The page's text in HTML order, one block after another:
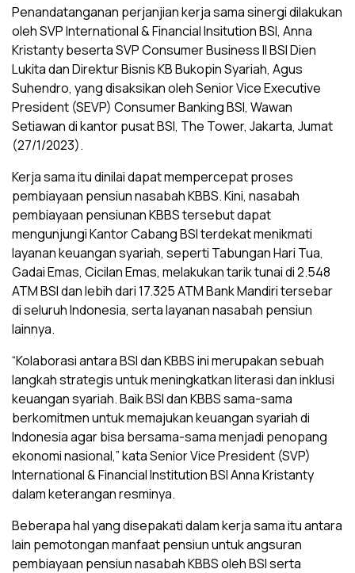
Penandatanganan perjanjian kerja sama sinergi dilakukan
oleh SVP International & Financial Insitution BSI, Anna
Kristanty beserta SVP Consumer Business II BSI Dien
Lukita dan Direktur Bisnis KB Bukopin Syariah, Agus
Suhendro, yang disaksikan oleh Senior Vice Executive
President (SEVP) Consumer Banking BSI, Wawan
Setiawan di kantor pusat BSI, The Tower, Jakarta, Jumat
(27/1/2023).
Kerja sama itu dinilai dapat mempercepat proses
pembiayaan pensiun nasabah KBBS. Kini, nasabah
pembiayaan pensiunan KBBS tersebut dapat
mengunjungi Kantor Cabang BSI terdekat menikmati
layanan keuangan syariah, seperti Tabungan Hari Tua,
Gadai Emas, Cicilan Emas, melakukan tarik tunai di 2.548
ATM BSI dan lebih dari 17.325 ATM Bank Mandiri tersebar
di seluruh Indonesia, serta layanan nasabah pensiun
lainnya.
“Kolaborasi antara BSI dan KBBS ini merupakan sebuah
langkah strategis untuk meningkatkan literasi dan inklusi
keuangan syariah. Baik BSI dan KBBS sama-sama
berkomitmen untuk memajukan keuangan syariah di
Indonesia agar bisa bersama-sama menjadi penopang
ekonomi nasional,” kata Senior Vice President (SVP)
International & Financial Institution BSI Anna Kristanty
dalam keterangan resminya.
Beberapa hal yang disepakati dalam kerja sama itu antara
lain pemotongan manfaat pensiun untuk angsuran
pembiayaan pensiun nasabah KBBS oleh BSI serta